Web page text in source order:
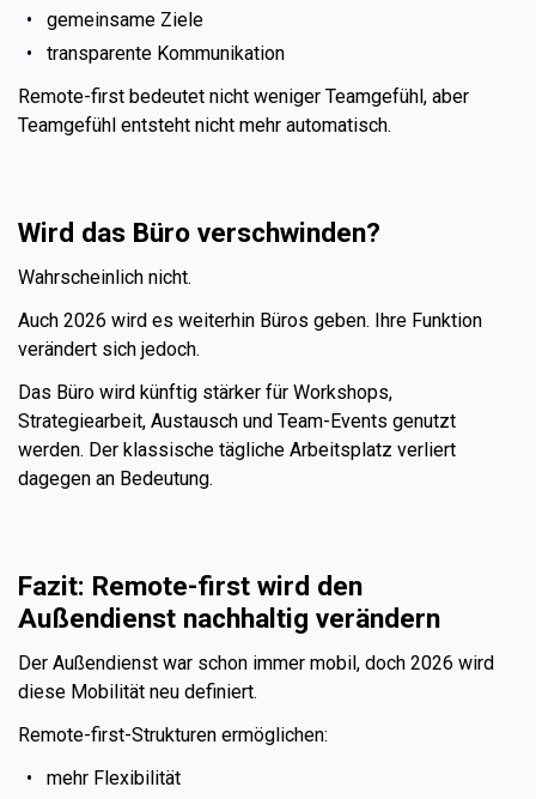
gemeinsame Ziele
transparente Kommunikation
Remote-first bedeutet nicht weniger Teamgefühl, aber
Teamgefühl entsteht nicht mehr automatisch.
Wird das Büro verschwinden?
Wahrscheinlich nicht.
Auch 2026 wird es weiterhin Büros geben. Ihre Funktion
verändert sich jedoch.
Das Büro wird künftig stärker für Workshops,
Strategiearbeit, Austausch und Team-Events genutzt
werden. Der klassische tägliche Arbeitsplatz verliert
dagegen an Bedeutung.
Fazit: Remote-first wird den
Außendienst nachhaltig verändern
Der Außendienst war schon immer mobil, doch 2026 wird
diese Mobilität neu definiert.
Remote-first-Strukturen ermöglichen:
mehr Flexibilität